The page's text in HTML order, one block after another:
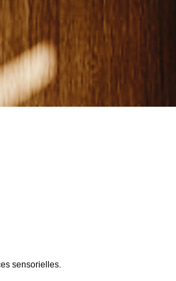
sensorielles.